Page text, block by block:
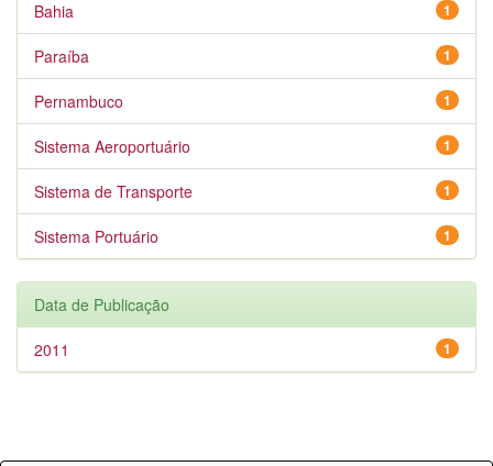
1
Bahia
1
Paraíba
1
Pernambuco
1
Sistema Aeroportuário
1
Sistema de Transporte
1
Sistema Portuário
Data de Publicação
1
2011